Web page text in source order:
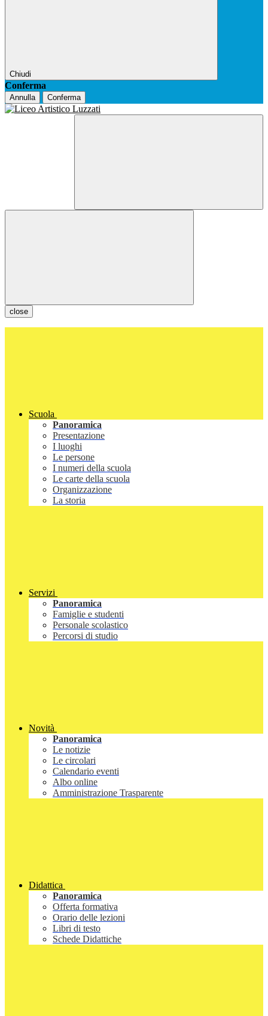
Chiudi
Conferma
Annulla Conferma
close
Scuola
Panoramica
Presentazione
I luoghi
Le persone
I numeri della scuola
Le carte della scuola
Organizzazione
La storia
Servizi
Panoramica
Famiglie e studenti
Personale scolastico
Percorsi di studio
Novità
Panoramica
Le notizie
Le circolari
Calendario eventi
Albo online
Amministrazione Trasparente
Didattica
Panoramica
Offerta formativa
Orario delle lezioni
Libri di testo
Schede Didattiche